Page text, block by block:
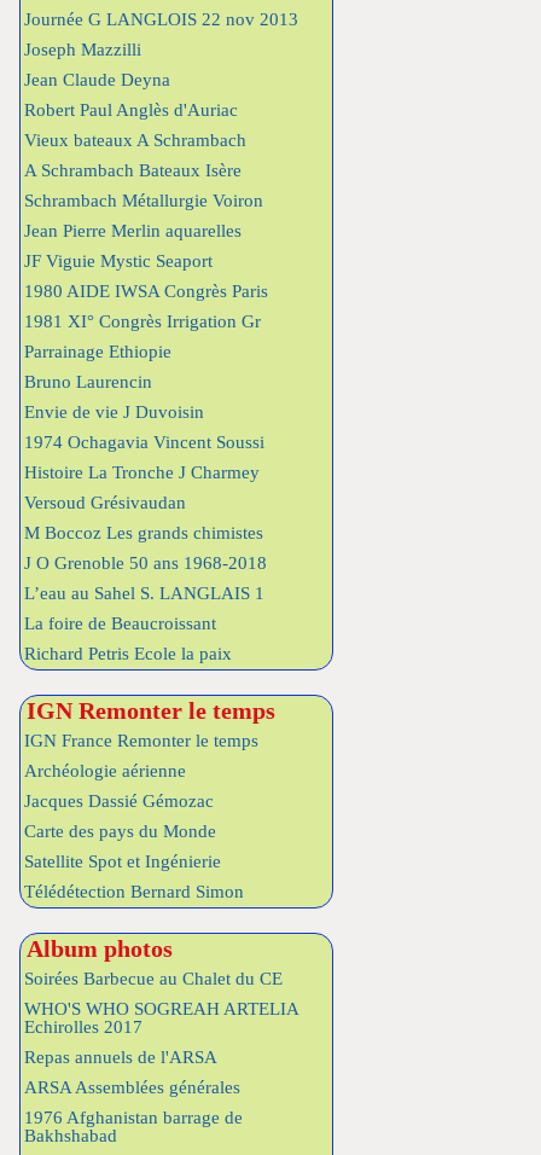
Journée G LANGLOIS 22 nov 2013
Joseph Mazzilli
Jean Claude Deyna
Robert Paul Anglès d'Auriac
Vieux bateaux A Schrambach
A Schrambach Bateaux Isère
Schrambach Métallurgie Voiron
Jean Pierre Merlin aquarelles
JF Viguie Mystic Seaport
1980 AIDE IWSA Congrès Paris
1981 XI° Congrès Irrigation Gr
Parrainage Ethiopie
Bruno Laurencin
Envie de vie J Duvoisin
1974 Ochagavia Vincent Soussi
Histoire La Tronche J Charmey
Versoud Grésivaudan
M Boccoz Les grands chimistes
J O Grenoble 50 ans 1968-2018
L’eau au Sahel S. LANGLAIS 1
La foire de Beaucroissant
Richard Petris Ecole la paix
IGN Remonter le temps
IGN France Remonter le temps
Archéologie aérienne
Jacques Dassié Gémozac
Carte des pays du Monde
Satellite Spot et Ingénierie
Télédétection Bernard Simon
Album photos
Soirées Barbecue au Chalet du CE
WHO'S WHO SOGREAH ARTELIA
Echirolles 2017
Repas annuels de l'ARSA
ARSA Assemblées générales
1976 Afghanistan barrage de
Bakhshabad